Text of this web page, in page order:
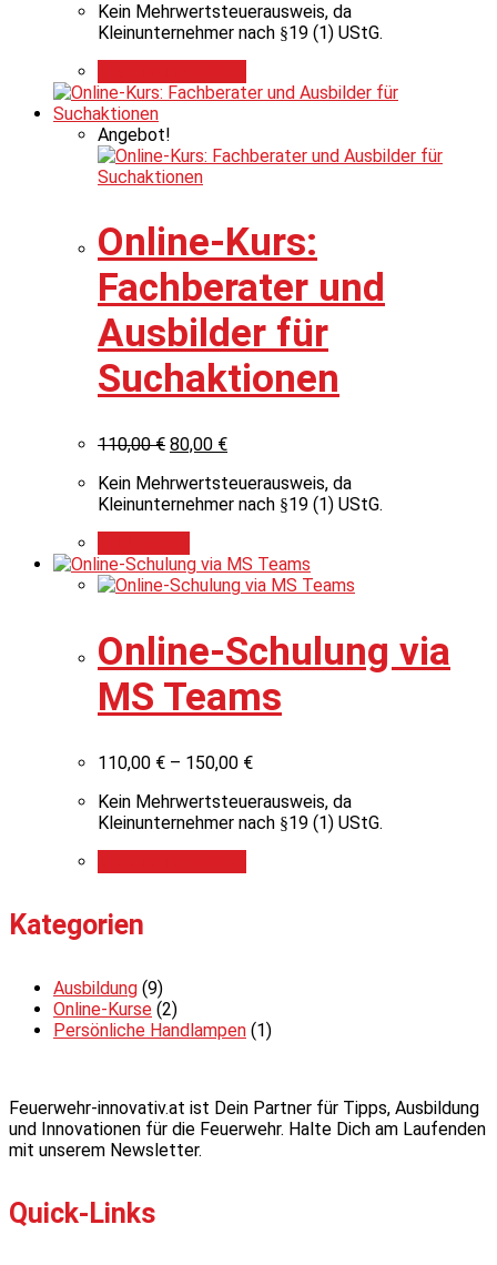
Kein Mehrwertsteuerausweis, da
Kleinunternehmer nach §19 (1) UStG.
Angebot!
Online-Kurs:
Fachberater und
Ausbilder für
Suchaktionen
110,00€ 80,00 €
Kein Mehrwertsteuerausweis, da
Kleinunternehmer nach §19 (1) UStG.
Online-Schulung via
MS Teams
110,00 € – 150,00 €
Kein Mehrwertsteuerausweis, da
Kleinunternehmer nach §19 (1) UStG.
Kategorien
Ausbildung (9)
Online-Kurse (2)
Persönliche Handlampen (1)
Feuerwehr-innovativ.at ist Dein Partner für Tipps, Ausbildung
und Innovationen für die Feuerwehr. Halte Dich am Laufenden
mit unserem Newsletter.
Quick-Links